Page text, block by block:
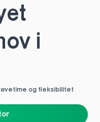
i
og fleksibilitet